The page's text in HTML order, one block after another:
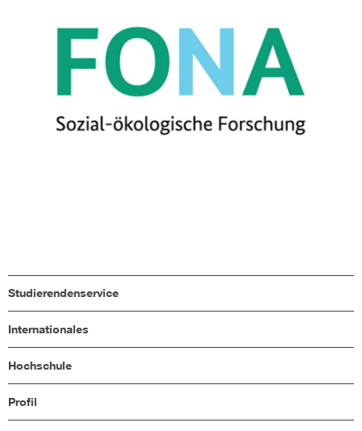
Studierendenservice
Internationales
Hochschule
Profil